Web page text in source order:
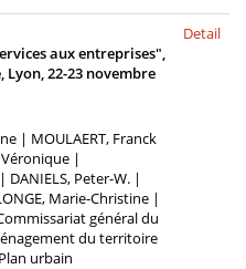
aux entreprises",
22-23 novembre
| MOULAERT, Franck
Véronique |
DANIELS, Peter-W. |
Marie-Christine |
général du
du territoire
urbain
Detail